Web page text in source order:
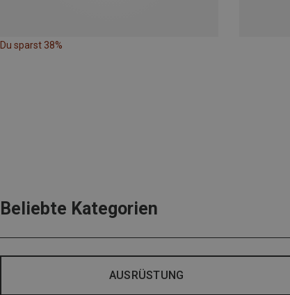
Du sparst 38%
Beliebte Kategorien
AUSRÜSTUNG